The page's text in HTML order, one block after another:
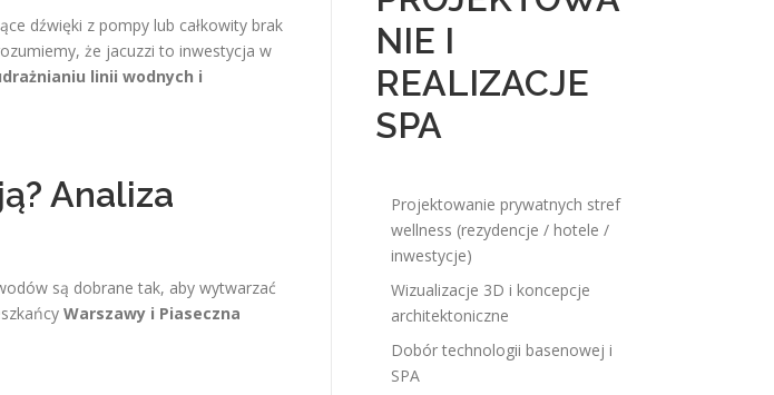
dźwięki z pompy lub całkowity brak
że jacuzzi to inwestycja w
linii wodnych i
Analiza
są dobrane tak, aby wytwarzać
Warszawy i Piaseczna
NIE I
REALIZACJE
SPA
Projektowanie prywatnych stref
wellness (rezydencje / hotele /
inwestycje)
Wizualizacje 3D i koncepcje
architektoniczne
Dobór technologii basenowej i
SPA